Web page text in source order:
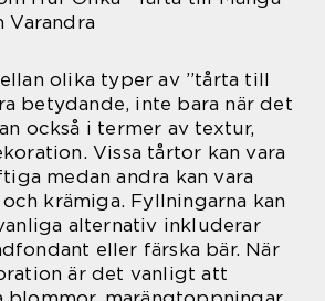
Varandra
olika typer av ”tårta till
betydande, inte bara när det
också i termer av textur,
Vissa tårtor kan vara
medan andra kan vara
krämiga. Fyllningarna kan
alternativ inkluderar
eller färska bär. När
är det vanligt att